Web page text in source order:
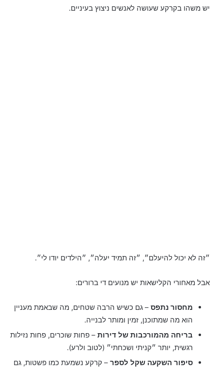
יש משהו בקרקע שעושה לאנשים ניצוץ בעיניים.
״זה לא יכול להיעלם״, ״זה תמיד יעלה״, ״הילדים יודו לי״.
אבל מאחורי הקלישאות יש מנועים די ברורים:
מחסור נתפס – גם כשיש הרבה שטחים, מה שבאמת מעניין
הוא מה שמתוכנן, זמין ומותר לבנייה.
בריחה מהמורכבות של דירות – פחות שוכרים, פחות נזילות
רגשית, יותר ״קניתי ושכחתי״ (לטוב ולרע).
סיפור השקעה שקל לספר – קרקע נשמעת כמו פשטות, גם